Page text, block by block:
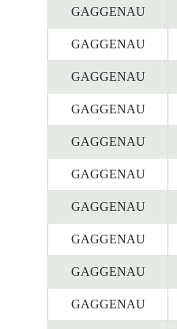
GAGGENAU
GAGGENAU
GAGGENAU
GAGGENAU
GAGGENAU
GAGGENAU
GAGGENAU
GAGGENAU
GAGGENAU
GAGGENAU